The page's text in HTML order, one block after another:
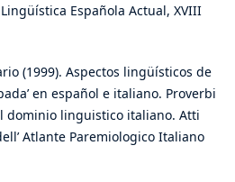
Española Actual, XVIII
(1999). Aspectos lingüísticos de
en español e italiano. Proverbi
dominio linguistico italiano. Atti
Atlante Paremiologico Italiano